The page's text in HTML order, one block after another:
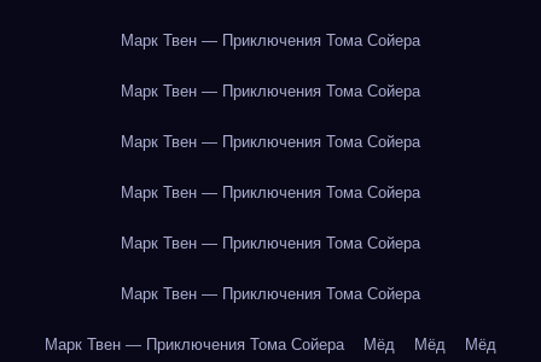
Марк Твен — Приключения Тома Сойера
Марк Твен — Приключения Тома Сойера
Марк Твен — Приключения Тома Сойера
Марк Твен — Приключения Тома Сойера
Марк Твен — Приключения Тома Сойера
Марк Твен — Приключения Тома Сойера
Марк Твен — Приключения Тома Сойера Мёд Мёд Мёд